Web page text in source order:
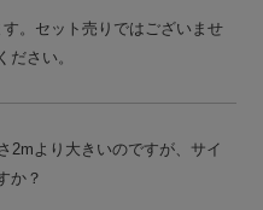
。セット売りではございませ
さい。
2mより大きいのですが、サイ
か？